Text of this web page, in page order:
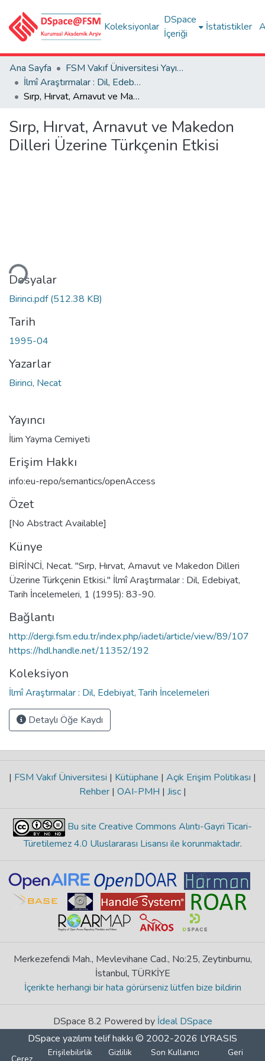
Koleksiyonlar
DSpace
İçeriği
İstatistikler
Ana Sayfa
FSM Vakıf Üniversitesi Yayınları / Publications of FSM Vakif University
İlmî Araştırmalar : Dil, Edebiyat, Tarih İncelemeleri
Sırp, Hırvat, Arnavut ve Makedon Dilleri Üzerine Türkçenin Etkisi
Sırp, Hırvat, Arnavut ve Makedon
Dilleri Üzerine Türkçenin Etkisi
Dosyalar
Birinci.pdf(512.38 KB)
Tarih
1995-04
Yazarlar
Birinci, Necat
Yayıncı
İlim Yayma Cemiyeti
Erişim Hakkı
info:eu-repo/semantics/openAccess
Özet
[No Abstract Available]
Künye
BİRİNCİ, Necat. "Sırp, Hırvat, Arnavut ve Makedon Dilleri
Üzerine Türkçenin Etkisi." İlmî Araştırmalar : Dil, Edebiyat,
Tarih İncelemeleri, 1 (1995): 83-90.
Bağlantı
http://dergi.fsm.edu.tr/index.php/iadeti/article/view/89/107
https://hdl.handle.net/11352/192
Koleksiyon
İlmî Araştırmalar : Dil, Edebiyat, Tarih İncelemeleri
Detaylı Öğe Kaydı
| FSM Vakıf Üniversitesi | Kütüphane | Açık Erişim Politikası |
Rehber | OAI-PMH | Jisc |
Bu site Creative Commons Alıntı-Gayri Ticari-
Türetilemez 4.0 Uluslararası Lisansı ile korunmaktadır.
Merkezefendi Mah., Mevlevihane Cad., No:25, Zeytinburnu,
İstanbul, TÜRKİYE
İçerikte herhangi bir hata görürseniz lütfen bize bildirin
DSpace 8.2 Powered by İdeal DSpace
DSpace yazılımı telif hakkı © 2002-2026 LYRASIS
Çerez
Erişilebilirlik
Gizlilik
Son Kullanıcı
Geri